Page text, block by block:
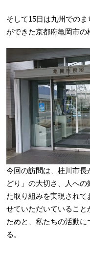
そして15日は九州での
ができた京都府亀岡市の
今回の訪問は、桂川市
どり」の大切さ、人へ
た取り組みを実現され
せていただいていること
ためと、私たちの活動
る。